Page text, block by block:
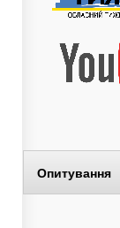
Опитування